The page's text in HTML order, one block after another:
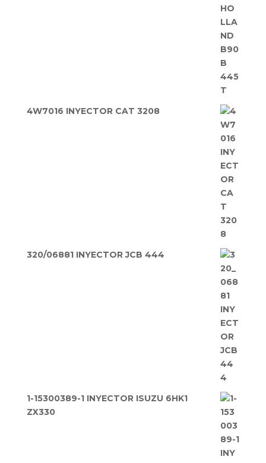
4W7016 INYECTOR CAT 3208
320/06881 INYECTOR JCB 444
1-15300389-1 INYECTOR ISUZU 6HK1
ZX330